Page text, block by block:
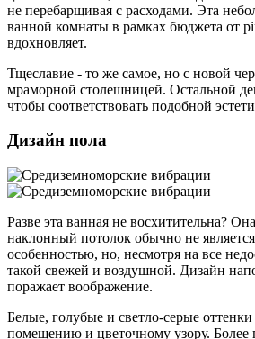
не перебарщивая с расходами. Эта
ванной комнаты в рамках бюджета от
вдохновляет.
Тщеславие - то же самое, но с новой
мраморной столешницей. Остальной
чтобы соответствовать подобной
Дизайн пола
Разве эта ванная не восхитительна?
наклонный потолок обычно не
особенностью, но, несмотря на все
такой свежей и воздушной. Дизайн
поражает воображение.
Белые, голубые и светло-серые оттенки
помещению и цветочному узору. Более